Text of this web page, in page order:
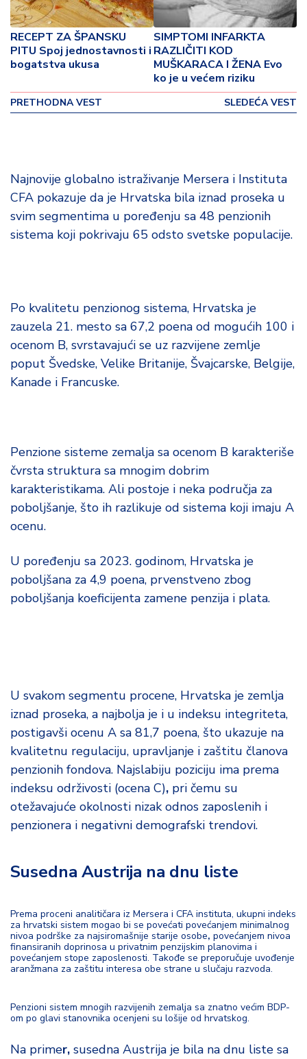
RECEPT ZA ŠPANSKU
PITU Spoj jednostavnosti i
bogatstva ukusa
PRETHODNA VEST
SIMPTOMI INFARKTA
RAZLIČITI KOD
MUŠKARACA I ŽENA Evo
ko je u većem riziku
SLEDEĆA VEST
Najnovije globalno istraživanje Mersera i Instituta
CFA pokazuje da je Hrvatska bila iznad proseka u
svim segmentima u poređenju sa 48 penzionih
sistema koji pokrivaju 65 odsto svetske populacije.
Po kvalitetu penzionog sistema, Hrvatska je
zauzela 21. mesto sa 67,2 poena od mogućih 100 i
ocenom B, svrstavajući se uz razvijene zemlje
poput Švedske, Velike Britanije, Švajcarske, Belgije,
Kanade i Francuske.
Penzione sisteme zemalja sa ocenom B karakteriše
čvrsta struktura sa mnogim dobrim
karakteristikama. Ali postoje i neka područja za
poboljšanje, što ih razlikuje od sistema koji imaju A
ocenu.
U poređenju sa 2023. godinom, Hrvatska je
poboljšana za 4,9 poena, prvenstveno zbog
poboljšanja koeficijenta zamene penzija i plata.
U svakom segmentu procene, Hrvatska je zemlja
iznad proseka, a najbolja je i u indeksu integriteta,
postigavši ocenu A sa 81,7 poena, što ukazuje na
kvalitetnu regulaciju, upravljanje i zaštitu članova
penzionih fondova. Najslabiju poziciju ima prema
indeksu održivosti (ocena C), pri čemu su
otežavajuće okolnosti nizak odnos zaposlenih i
penzionera i negativni demografski trendovi.
Susedna Austrija na dnu liste
Prema proceni analitičara iz Mersera i CFA instituta, ukupni indeks
za hrvatski sistem mogao bi se povećati povećanjem minimalnog
nivoa podrške za najsiromašnije starije osobe, povećanjem nivoa
finansiranih doprinosa u privatnim penzijskim planovima i
povećanjem stope zaposlenosti. Takođe se preporučuje uvođenje
aranžmana za zaštitu interesa obe strane u slučaju razvoda.
Penzioni sistem mnogih razvijenih zemalja sa znatno većim BDP-
om po glavi stanovnika ocenjeni su lošije od hrvatskog.
Na primer, susedna Austrija je bila na dnu liste sa